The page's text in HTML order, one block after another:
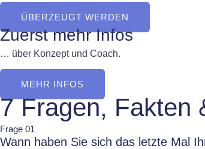
ÜBERZEUGT WERDEN
Zuerst mehr Infos
… über Konzept und Coach.
MEHR INFOS
7 Fragen, Fakten
Frage 01
Wann haben Sie sich das letzte Mal